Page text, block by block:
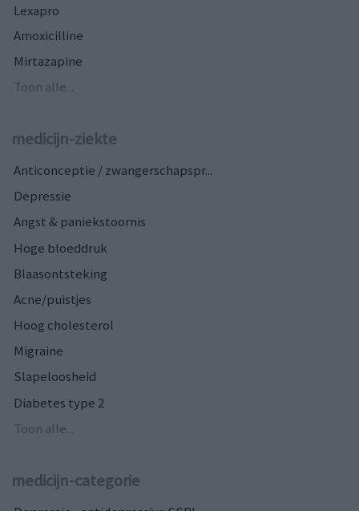
Lexapro
Amoxicilline
Mirtazapine
Toon alle...
medicijn-ziekte
Anticonceptie / zwangerschapspr...
Depressie
Angst & paniekstoornis
Hoge bloeddruk
Blaasontsteking
Acne/puistjes
Hoog cholesterol
Migraine
Slapeloosheid
Diabetes type 2
Toon alle...
medicijn-categorie